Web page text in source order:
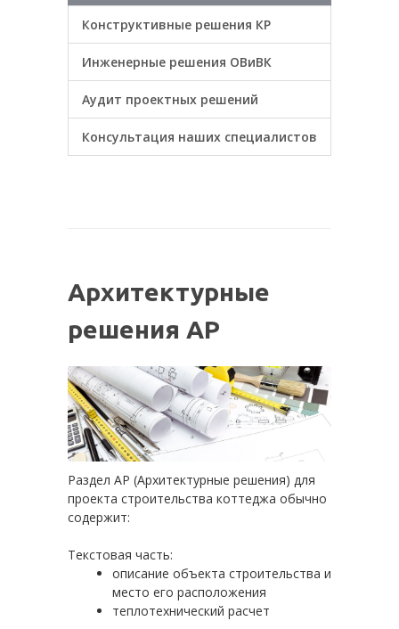
Конструктивные решения КР
Инженерные решения ОВиВК
Аудит проектных решений
Консультация наших специалистов
Архитектурные
решения АР
Раздел АР (Архитектурные решения) для
проекта строительства коттеджа обычно
содержит:
Текстовая часть:
описание объекта строительства и
место его расположения
теплотехнический расчет